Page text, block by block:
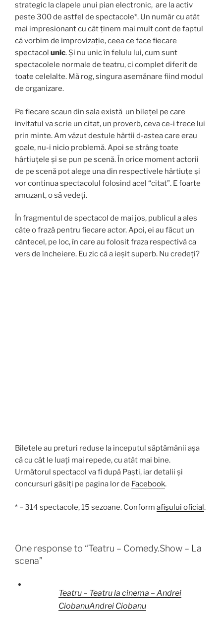
strategic la clapele unui pian electronic, are la activ
peste 300 de astfel de spectacole*. Un număr cu atât
mai impresionant cu cât ținem mai mult cont de faptul
că vorbim de improvizație, ceea ce face fiecare
spectacol unic. Și nu unic în felulu lui, cum sunt
spectacolele normale de teatru, ci complet diferit de
toate celelalte. Mă rog, singura asemănare fiind modul
de organizare.
Pe fiecare scaun din sala există un bilețel pe care
invitatul va scrie un citat, un proverb, ceva ce-i trece lui
prin minte. Am văzut destule hârtii d-astea care erau
goale, nu-i nicio problemă. Apoi se strâng toate
hârtiuțele și se pun pe scenă. În orice moment actorii
de pe scenă pot alege una din respectivele hârtiuțe și
vor continua spectacolul folosind acel “citat”. E foarte
amuzant, o să vedeți.
În fragmentul de spectacol de mai jos, publicul a ales
câte o frază pentru fiecare actor. Apoi, ei au făcut un
cântecel, pe loc, în care au folosit fraza respectivă ca
vers de încheiere. Eu zic că a ieșit superb. Nu credeți?
Biletele au preturi reduse la inceputul săptămânii așa
că cu cât le luați mai repede, cu atât mai bine.
Următorul spectacol va fi după Paști, iar detalii și
concursuri găsiți pe pagina lor de Facebook.
* – 314 spectacole, 15 sezoane. Conform afișului oficial.
One response to “Teatru – Comedy.Show – La
scena”
Teatru – Teatru la cinema – Andrei
CiobanuAndrei Ciobanu